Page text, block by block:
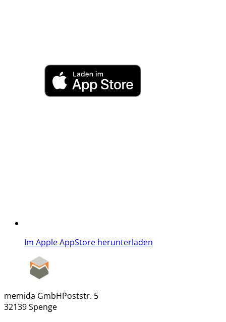
Im Apple AppStore herunterladen
memida GmbHPoststr. 5
32139 Spenge